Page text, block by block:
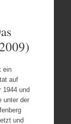
ein
auf
1944 und
unter der
und